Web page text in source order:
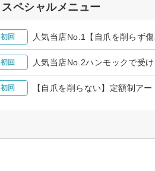
スペシャルメニュー
初回 人気当店No.1【自爪を削らず
初回 人気当店No.2ハンモックで受
初回 【自爪を削らない】定額制ア